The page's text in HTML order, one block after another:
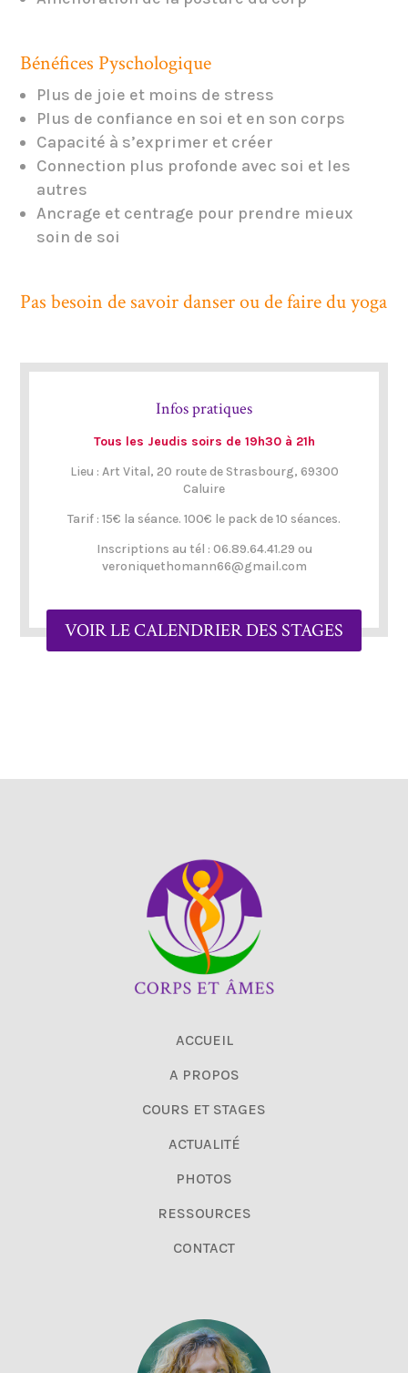
Bénéfices Pyschologique
Plus de joie et moins de stress
Plus de confiance en soi et en son corps
Capacité à s’exprimer et créer
Connection plus profonde avec soi et les
autres
Ancrage et centrage pour prendre mieux
soin de soi
Pas besoin de savoir danser ou de faire du yoga
Infos pratiques
Tous les Jeudis soirs de 19h30 à 21h
Lieu : Art Vital, 20 route de Strasbourg, 69300
Caluire
Tarif : 15€ la séance. 100€ le pack de 10 séances.
Inscriptions au tél : 06.89.64.41.29 ou
veroniquethomann66@gmail.com
VOIR LE CALENDRIER DES STAGES
ACCUEIL
A PROPOS
COURS ET STAGES
ACTUALITÉ
PHOTOS
RESSOURCES
CONTACT